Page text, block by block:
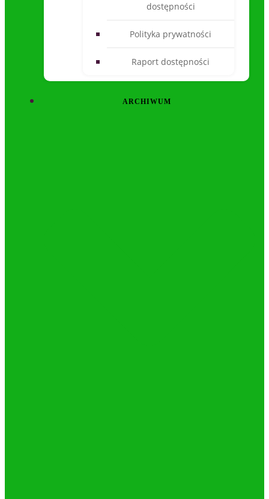
dostępności
Polityka prywatności
Raport dostępności
ARCHIWUM